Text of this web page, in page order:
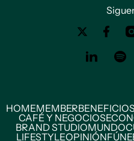
HOMEMEMBER
CAFÉ Y NEGOCIOS
BRAND STUDIOMUNDO
LIFESTYLEOPINIÓN